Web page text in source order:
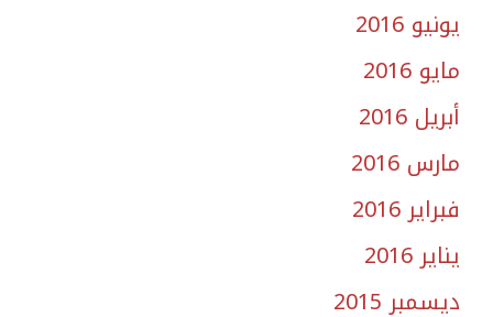
يونيو 2016
مايو 2016
أبريل 2016
مارس 2016
فبراير 2016
يناير 2016
ديسمبر 2015